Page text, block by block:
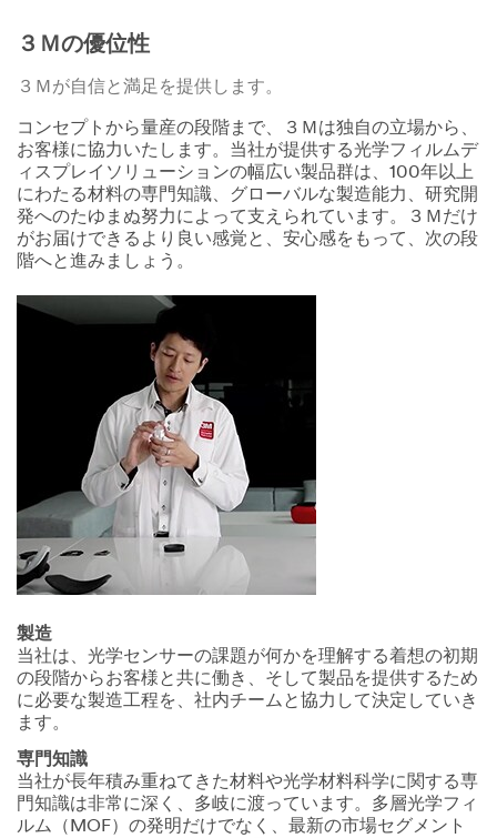
３Ｍの優位性
３Ｍが自信と満足を提供します。
コンセプトから量産の段階まで、３Ｍは独自の立場から、
お客様に協力いたします。当社が提供する光学フィルムデ
ィスプレイソリューションの幅広い製品群は、100年以上
にわたる材料の専門知識、グローバルな製造能力、研究開
発へのたゆまぬ努力によって支えられています。３Ｍだけ
がお届けできるより良い感覚と、安心感をもって、次の段
階へと進みましょう。
製造
当社は、光学センサーの課題が何かを理解する着想の初期
の段階からお客様と共に働き、そして製品を提供するため
に必要な製造工程を、社内チームと協力して決定していき
ます。
専門知識
当社が長年積み重ねてきた材料や光学材料科学に関する専
門知識は非常に深く、多岐に渡っています。多層光学フィ
ルム（MOF）の発明だけでなく、最新の市場セグメント